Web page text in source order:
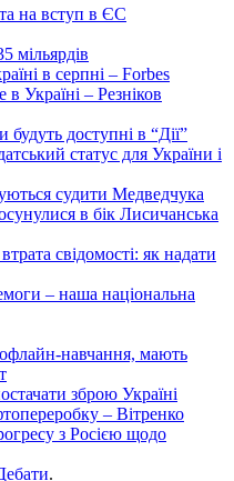
на вступ в ЄС
мільярдів
в серпні – Forbes
Україні – Резніков
доступні в “Дії”
статус для України і
судити Медведчука
в бік Лисичанська
свідомості: як надати
– наша національна
офлайн-навчання, мають
зброю Україні
– Вітренко
з Росією щодо
.